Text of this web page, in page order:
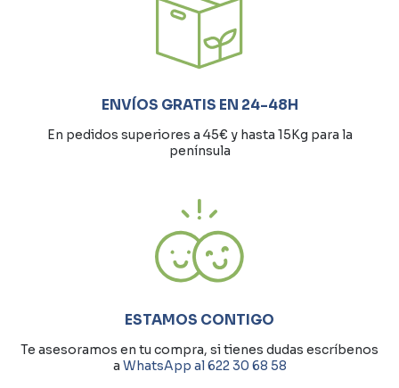
ENVÍOS GRATIS EN 24-48H
En pedidos superiores a 45€ y hasta 15Kg para la
península
ESTAMOS CONTIGO
Te asesoramos en tu compra, si tienes dudas escríbenos
a WhatsApp al 622 30 68 58